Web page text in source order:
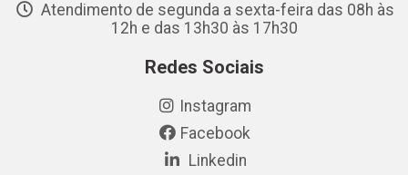
Atendimento de segunda a sexta-feira das 08h às
12h e das 13h30 às 17h30
Redes Sociais
Instagram
Facebook
Linkedin